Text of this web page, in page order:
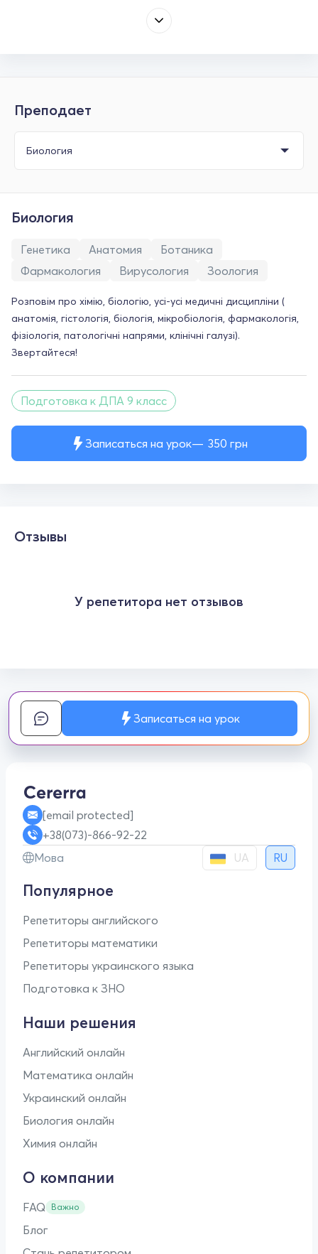
Преподает
Записаться на урок 350 грн
Биология
Генетика Анатомия
Ботаника
Фармакология
Вирусология Зоология
Розповім про хімію, біологію, усі-усі медичні дисципліни (
анатомія, гістологія, біологія, мікробіологія, фармакологія,
фізіологія, патологічні напрями, клінічні галузі).
Звертайтеся!
Подготовка к ДПА 9 класс
Отзывы
У репетитора нет отзывов
Записаться на урок
[email protected]
+38(073)-866-92-22
Мова
UA RU
Популярное
Репетиторы английского
Репетиторы математики
Репетиторы украинского языка
Подготовка к ЗНО
Наши решения
Английский онлайн
Математика онлайн
Украинский онлайн
Биология онлайн
Химия онлайн
О компании
FAQ Важно
Блог